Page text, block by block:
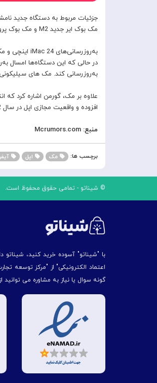
جزئیات مربوط به دستگاه جدید
مک بوک ایر جدید M2 و مک بوک پرو پیشرفته فعلی و جنبه هایی مانند نوار لمسی وجود دارد یا خیر. باقی خواهد ماند.
به‌روزرسانی کند. مک های سیلیکونی
افزوده و واقعیت مجازی اپل در سال 2022 را ببیند.
منبع: Mcrumors.com
برچسب ها: مک اپل
© شیناتو - تمامی حقوق محفوظ است.
با "شیناتو" آسوده خرید کنید،
اعتماد الکترونیکی" از "مركز توسعه
گونه سوال یا نیاز به مشاوره می